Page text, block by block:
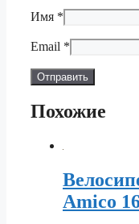
Имя *
Email *
Похожие
Amico